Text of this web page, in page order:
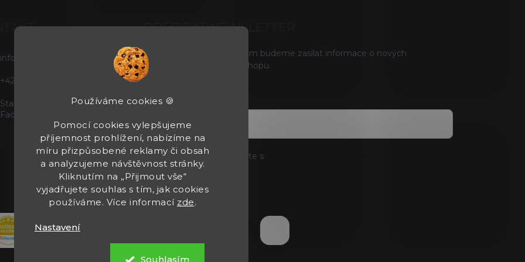
Používáme cookies 🍪
Pomocí cookies vylepšujeme
příjemnost prohlížení, nabízíme na
míru přizpůsobené reklamy či obsah
a analyzujeme návštěvnost stránky.
Kliknutím na „Přijmout vše“
vyjadřujete souhlas s tím, jak cookies
používáme. Více informací zde.
Nastavení
Souhlasím
info
+420725729739
Staňte se našimi fanoušky na
Facebooku
ODEBÍRAT NEWSLETTER
Vložte svůj e-mail a my vám budeme zasílat informace o nových
produktech na našem e-shopu.
E-MAIL
Vložením e-mailu souhlasíte s
Přihlásit se